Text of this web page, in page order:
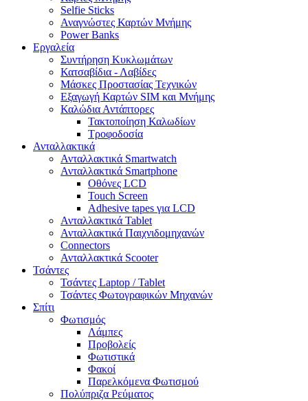
Selfie Sticks
Αναγνώστες Καρτών Μνήμης
Power Banks
Εργαλεία
Συντήρηση Κυκλωμάτων
Κατσαβίδια - Λαβίδες
Μάσκες Προστασίας Τεχνικών
Εξαγωγή Καρτών SIM και Μνήμης
Καλώδια Αντάπτορες
Τακτοποίηση Καλωδίων
Τροφοδοσία
Ανταλλακτικά
Ανταλλακτικά Smartwatch
Ανταλλακτικά Smartphone
Οθόνες LCD
Touch Screen
Adhesive tapes για LCD
Ανταλλακτικά Tablet
Ανταλλακτικά Παιχνιδομηχανών
Connectors
Ανταλλακτικά Scooter
Τσάντες
Τσάντες Laptop / Tablet
Τσάντες Φωτoγραφικών Μηχανών
Σπίτι
Φωτισμός
Λάμπες
Προβολείς
Φωτιστικά
Φακοί
Παρελκόμενα Φωτισμού
Πολύπριζα Ρεύματος